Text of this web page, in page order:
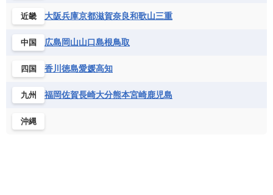
近畿 大阪兵庫京都滋賀奈良和歌山三重
中国 広島岡山山口島根鳥取
四国 香川 徳島愛媛高知
九州 福岡佐賀長崎大分熊本宮崎鹿児島
沖縄